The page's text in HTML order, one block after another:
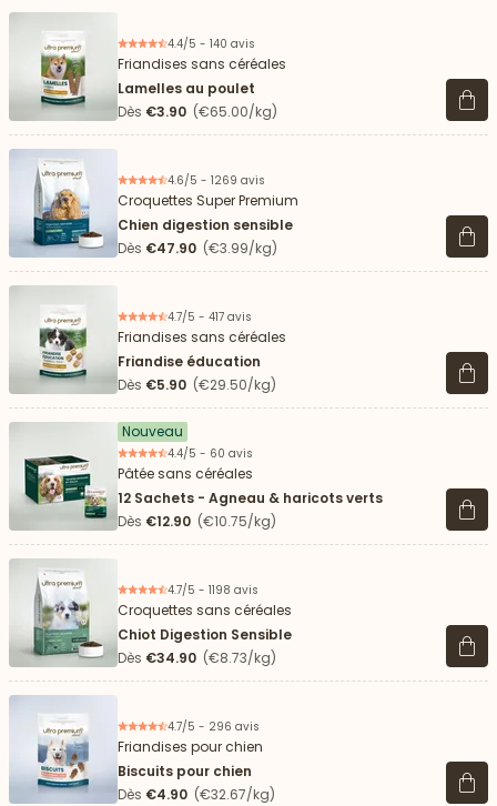
4.4/5 - 140 avis
Friandises sans céréales
Lamelles au poulet
Dès €3.90 (€65.00/kg) Voir
4.6/5 - 1269 avis
Croquettes Super Premium
Chien digestion sensible
Dès €47.90 (€3.99/kg) Voir
4.7/5 - 417 avis
Friandises sans céréales
Friandise éducation
Dès €5.90 (€29.50/kg) Voir
Nouveau
4.4/5 - 60 avis
Pâtée sans céréales
12 Sachets - Agneau & haricots verts
Dès €12.90 (€10.75/kg) Voir
4.7/5 - 1198 avis
Croquettes sans céréales
Chiot Digestion Sensible
Dès €34.90 (€8.73/kg) Voir
4.7/5 - 296 avis
Friandises pour chien
Biscuits pour chien
Dès €4.90 (€32.67/kg) Voir